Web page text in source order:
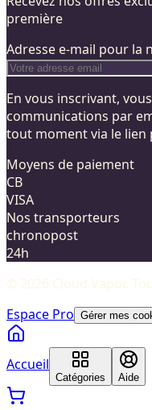
première
Adresse e-mail pour la
En vous inscrivant,
communications par
tout moment via le lien
Moyens de paiement
CB
VISA
Nos transporteurs
chronopost
24h
© 2026 Cloud Vapor.
Espace Pro Gérer mes
Accueil
Catégories Aide